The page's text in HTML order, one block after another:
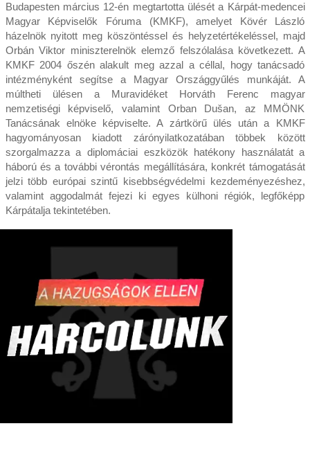
Budapesten március 12-én megtartotta ülését a Kárpát-medencei
Magyar Képviselők Fóruma (KMKF), amelyet Kövér László
házelnök nyitott meg köszöntéssel és helyzetértékeléssel, majd
Orbán Viktor miniszterelnök elemző felszólalása következett. A
KMKF 2004 őszén alakult meg azzal a céllal, hogy tanácsadó
intézményként segítse a Magyar Országgyűlés munkáját. A
múltheti ülésen a Muravidéket Horváth Ferenc magyar
nemzetiségi képviselő, valamint Orban Dušan, az MMÖNK
Tanácsának elnöke képviselte. A zártkörű ülés után a KMKF
hagyományosan kiadott zárónyilatkozatában többek között
szorgalmazza a diplomáciai eszközök hatékony használatát a
háború és a további vérontás megállítására, konkrét támogatását
jelzi több európai szintű kisebbségvédelmi kezdeményezéshez,
valamint aggodalmát fejezi ki egyes külhoni régiók, legfőképp
Kárpátalja tekintetében.